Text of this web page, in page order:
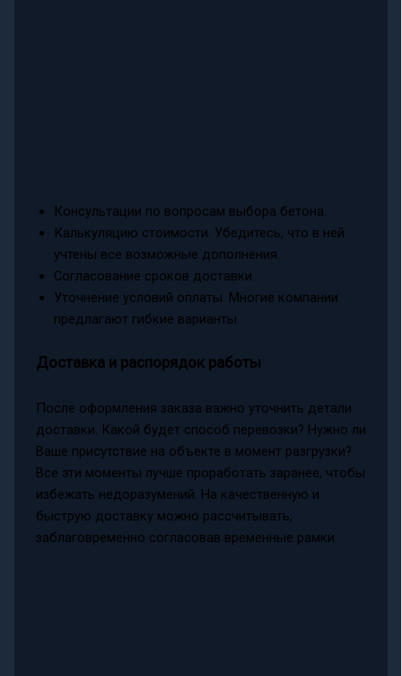
Консультации по вопросам выбора бетона.
Калькуляцию стоимости. Убедитесь, что в ней
учтены все возможные дополнения.
Согласование сроков доставки.
Уточнение условий оплаты. Многие компании
предлагают гибкие варианты.
Доставка и распорядок работы
После оформления заказа важно уточнить детали
доставки. Какой будет способ перевозки? Нужно ли
Ваше присутствие на объекте в момент разгрузки?
Все эти моменты лучше проработать заранее, чтобы
избежать недоразумений. На качественную и
быструю доставку можно рассчитывать,
заблаговременно согласовав временные рамки.